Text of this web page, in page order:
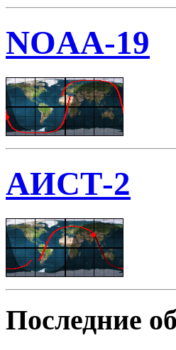
NOAA-19
АИСТ-2
Последние